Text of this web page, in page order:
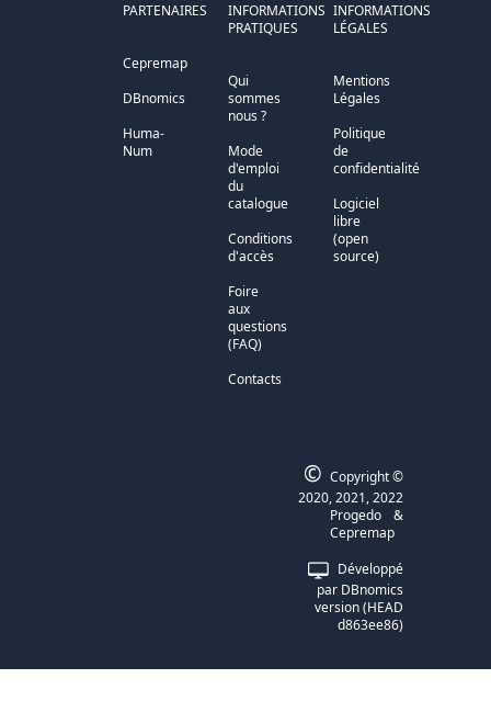
PARTENAIRES
Cepremap
DBnomics
Huma-
Num
INFORMATIONS
PRATIQUES
Qui
sommes
nous ?
Mode
d'emploi
du
catalogue
Conditions
d'accès
Foire
aux
questions
(FAQ)
Contacts
INFORMATIONS
LÉGALES
Mentions
Légales
Politique
de
confidentialité
Logiciel
libre
(open
source)
Développé
par DBnomics
version(HEAD
d863ee86)
© Copyright ©
2020, 2021, 2022
Progedo
&
Cepremap